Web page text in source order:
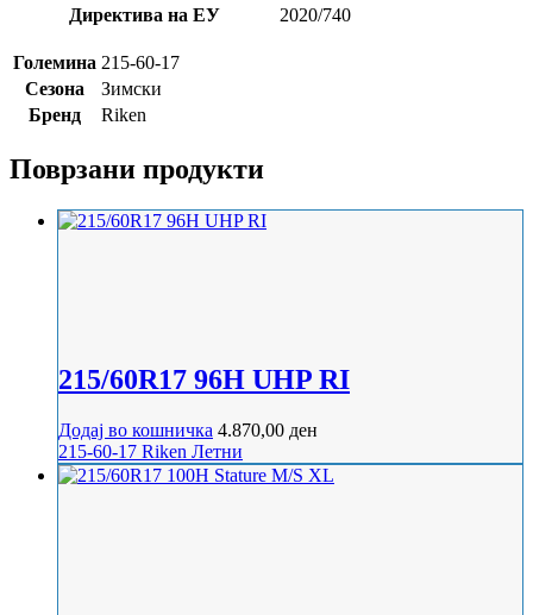
Директива на ЕУ 2020/740
Големина 215-60-17
Сезона
Зимски
Бренд
Riken
Поврзани продукти
215/60R17 96H UHP RI
Додај во кошничка 4.870,00 ден
215-60-17 Riken Летни